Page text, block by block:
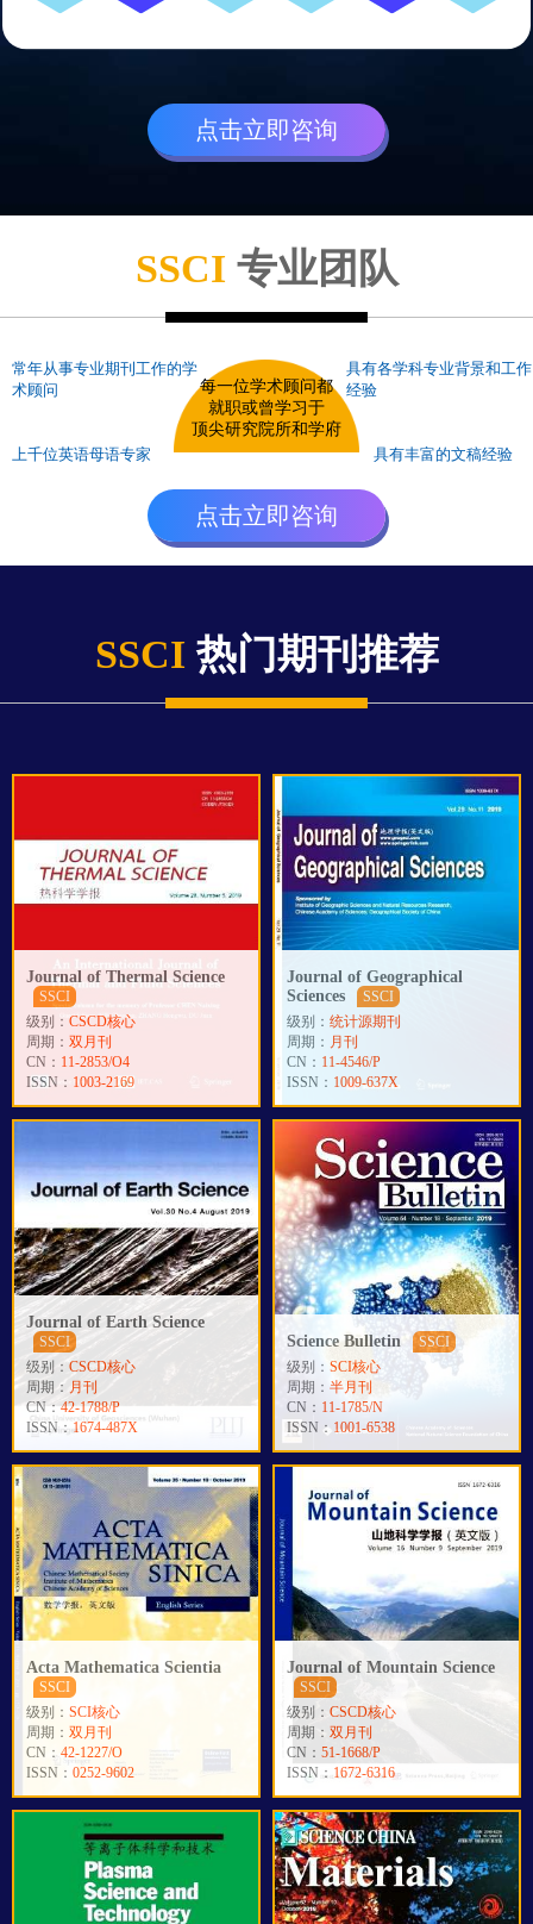
点击立即咨询
SSCI专业团队
每一位学术顾问都
就职或曾学习于
顶尖研究院所和学府
常年从事专业期刊工作的学
术顾问
上千位英语母语专家
具有各学科专业背景和工作
经验
具有丰富的文稿经验
点击立即咨询
SSCI 热门期刊推荐
Journal of Thermal Science
SSCI
级别：CSCD核心
周期：双月刊
CN： 11-2853/O4
ISSN： 1003-2169
Journal of Geographical
Sciences
SSCI
级别：统计源期刊
周期： 月刊
CN： 11-4546/P
ISSN： 1009-637X
Journal of Earth Science
SSCI
级别：CSCD核心
周期： 月刊
CN：42-1788/P
ISSN：1674-487X
Science Bulletin
SSCI
级别：SCI核心
周期：半月刊
CN： 11-1785/N
ISSN： 1001-6538
Acta Mathematica Scientia
SSCI
级别：SCI核心
周期：双月刊
CN：42-1227/O
ISSN：0252-9602
Journal of Mountain Science
SSCI
级别：CSCD核心
周期：双月刊
CN：51-1668/P
ISSN： 1672-6316